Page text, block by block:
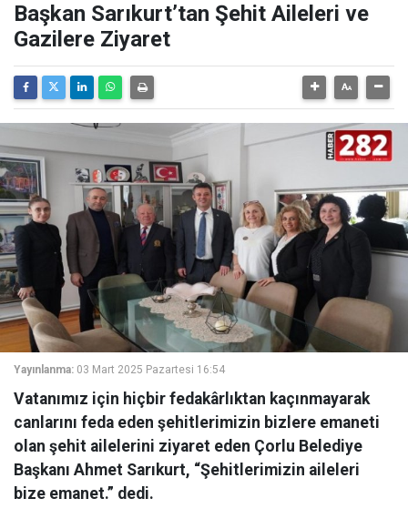
Başkan Sarıkurt’tan Şehit Aileleri ve
Gazilere Ziyaret
Yayınlanma: 03 Mart 2025 Pazartesi 16:54
Vatanımız için hiçbir fedakârlıktan kaçınmayarak
canlarını feda eden şehitlerimizin bizlere emaneti
olan şehit ailelerini ziyaret eden Çorlu Belediye
Başkanı Ahmet Sarıkurt, “Şehitlerimizin aileleri
bize emanet.” dedi.